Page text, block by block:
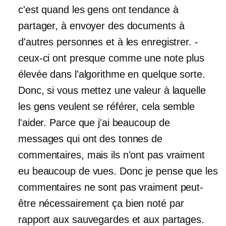
c'est quand les gens ont tendance à
partager, à envoyer des documents à
d'autres personnes et à les enregistrer. -
ceux-ci ont presque comme une note plus
élevée dans l'algorithme en quelque sorte.
Donc, si vous mettez une valeur à laquelle
les gens veulent se référer, cela semble
l'aider. Parce que j'ai beaucoup de
messages qui ont des tonnes de
commentaires, mais ils n'ont pas vraiment
eu beaucoup de vues. Donc je pense que les
commentaires ne sont pas vraiment peut-
être nécessairement ça bien notépar
rapport aux sauvegardes et aux partages.